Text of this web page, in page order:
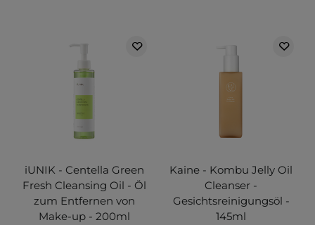
iUNIK - Centella Green
Fresh Cleansing Oil - Öl
zum Entfernen von
Make-up - 200ml
Kaine - Kombu Jelly Oil
Cleanser -
Gesichtsreinigungsöl -
145ml